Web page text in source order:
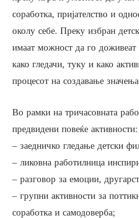
соработка, пријателство и
околу себе. Преку избран
имаат можност да го
како гледачи, туку и како
процесот на создавање
Во рамки на тричасовната
предвидени повеќе активности:
– заедничко гледање детски
– ликовна работилница
– разговор за емоции,
– групни активности за
соработка и самодоверба;